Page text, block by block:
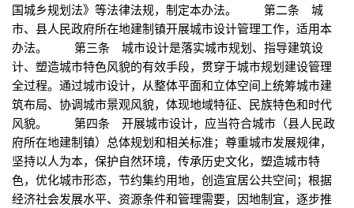
国城乡规划法》等法律法规，制定本办法。 第二条 城
市、县人民政府所在地建制镇开展城市设计管理工作，适用本
办法。 第三条 城市设计是落实城市规划、指导建筑设
计、塑造城市特色风貌的有效手段，贯穿于城市规划建设管理
全过程。通过城市设计，从整体平面和立体空间上统筹城市建
筑布局、协调城市景观风貌，体现地域特征、民族特色和时代
风貌。 第四条 开展城市设计，应当符合城市（县人民政
府所在地建制镇）总体规划和相关标准；尊重城市发展规律，
坚持以人为本，保护自然环境，传承历史文化，塑造城市特
色，优化城市形态，节约集约用地，创造宜居公共空间；根据
经济社会发展水平、资源条件和管理需要，因地制宜，逐步推